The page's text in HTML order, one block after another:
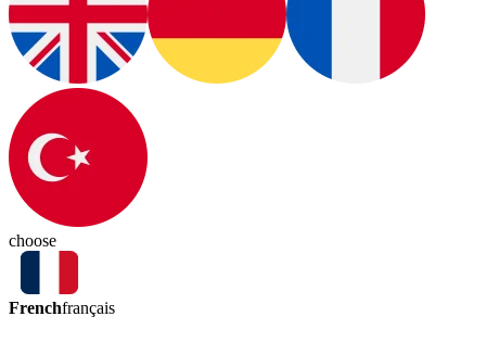
choose
Frenchfrançais